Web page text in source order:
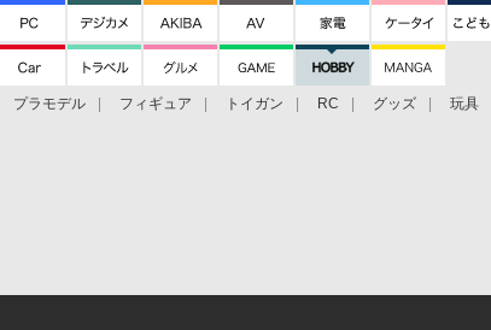
プラモデル フィギュア トイガン RC グッズ 玩具